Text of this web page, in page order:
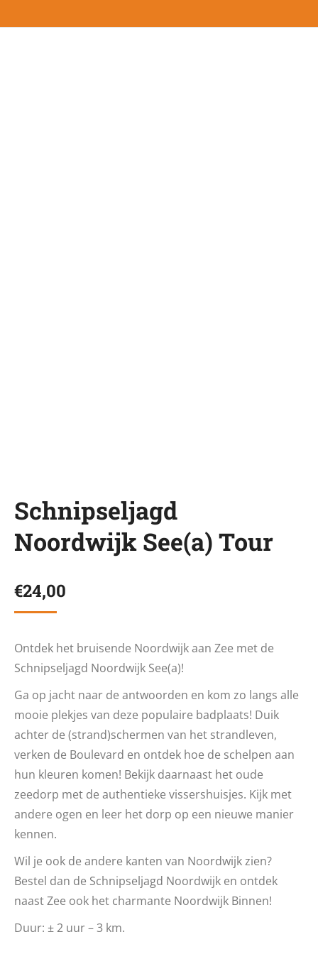
Schnipseljagd
Noordwijk See(a) Tour
€24,00
Ontdek het bruisende Noordwijk aan Zee met de
Schnipseljagd Noordwijk See(a)!
Ga op jacht naar de antwoorden en kom zo langs alle
mooie plekjes van deze populaire badplaats! Duik
achter de (strand)schermen van het strandleven,
verken de Boulevard en ontdek hoe de schelpen aan
hun kleuren komen! Bekijk daarnaast het oude
zeedorp met de authentieke vissershuisjes. Kijk met
andere ogen en leer het dorp op een nieuwe manier
kennen.
Wil je ook de andere kanten van Noordwijk zien?
Bestel dan de Schnipseljagd Noordwijk en ontdek
naast Zee ook het charmante Noordwijk Binnen!
Duur: ± 2 uur – 3 km.